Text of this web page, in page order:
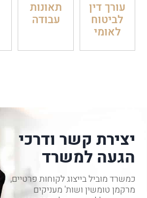
עורך דין
לביטוח
לאומי
תאונות
עבודה
יצירת קשר ודרכי
הגעה למשרד
כמשרד מוביל בייצוג לקוחות פרטיים,
מרקמן טומשין ושות' מעניקים